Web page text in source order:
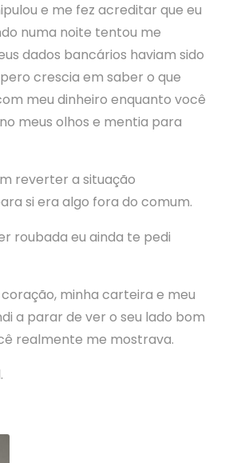
e me fez acreditar que eu
numa noite tentou me
dados bancários haviam sido
crescia em saber o que
meu dinheiro enquanto você
meus olhos e mentia para
reverter a situação
si era algo fora do comum.
roubada eu ainda te pedi
minha carteira e meu
a parar de ver o seu lado bom
realmente me mostrava.